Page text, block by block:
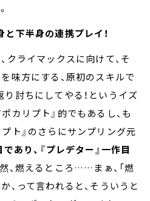
下半身の連携プレイ！
クライマックスに向けて、そ
味方にする、原初のスキルで
討ちにしてやる！というイズ
リプト』的でもあるし、も
ト』のさらにサンプリング元
であり、『プレデター』一作目
、燃えるところ……まぁ、「燃
、って言われると、そういうと